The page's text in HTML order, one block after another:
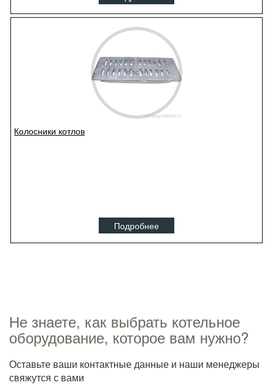
Колосники котлов
Подробнее
Не знаете, как выбрать котельное
оборудование, которое вам нужно?
Оставьте ваши контактные данные и наши менеджеры
свяжутся с вами